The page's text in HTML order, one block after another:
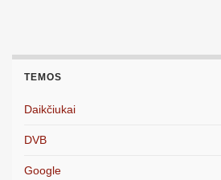
TEMOS
Daikčiukai
DVB
Google